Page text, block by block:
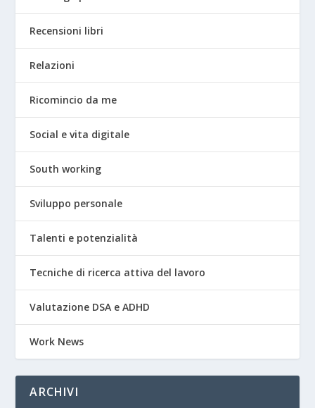
Recensioni libri
Relazioni
Ricomincio da me
Social e vita digitale
South working
Sviluppo personale
Talenti e potenzialità
Tecniche di ricerca attiva del lavoro
Valutazione DSA e ADHD
Work News
ARCHIVI